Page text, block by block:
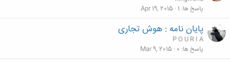
پاسخ ها 1
Apr 19, 2015
پایان نامه : هوش تجاری
P O U R I A
پاسخ ها 0
Mar 9, 2015